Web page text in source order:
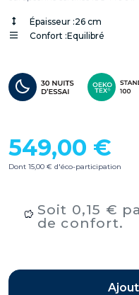
Épaisseur :26 cm
Confort :Equilibré
549,00 €
Dont 15,00 € d'éco-participation
Soit 0,15 €
de confort.